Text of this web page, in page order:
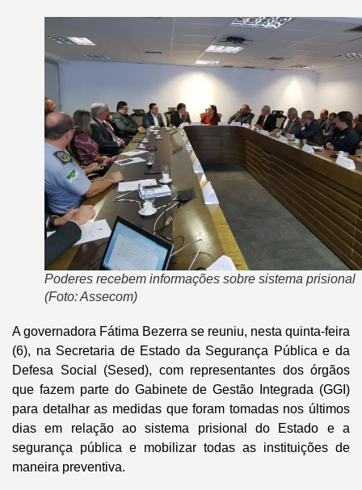
Poderes recebem informações sobre sistema prisional
(Foto: Assecom)
A governadora Fátima Bezerra se reuniu, nesta quinta-feira
(6), na Secretaria de Estado da Segurança Pública e da
Defesa Social (Sesed), com representantes dos órgãos
que fazem parte do Gabinete de Gestão Integrada (GGI)
para detalhar as medidas que foram tomadas nos últimos
dias em relação ao sistema prisional do Estado e a
segurança pública e mobilizar todas as instituições de
maneira preventiva.